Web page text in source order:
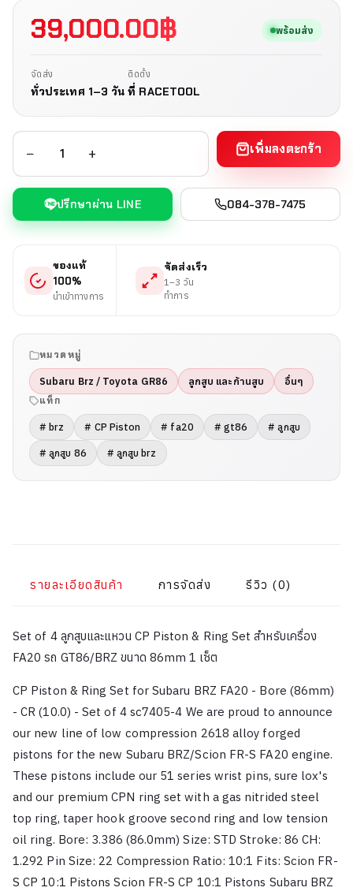
39,000.00฿ พร้อมส่ง
จัดส่ง
ทั่วประเทศ 1–3 วัน
ติดตั้ง
ที่ RACETOOL
− + เพิ่มลงตะกร้า
ปรึกษาผ่าน LINE 084-378-7475
ของแท้
100%
นำเข้าทางการ
จัดส่งเร็ว
1–3 วัน
ทำการ
หมวดหมู่
Subaru Brz / Toyota GR86 ลูกสูบ และก้านสูบ อื่นๆ
แท็ก
# brz # CP Piston # fa20 # gt86 # ลูกสูบ
# ลูกสูบ 86 # ลูกสูบ brz
รายละเอียดสินค้า การจัดส่ง รีวิว (0)
Set of 4 ลูกสูบและแหวน CP Piston & Ring Set สำหรับเครื่อง
FA20 รถ GT86/BRZ ขนาด 86mm 1 เซ็ต
CP Piston & Ring Set for Subaru BRZ FA20 - Bore (86mm)
- CR (10.0) - Set of 4 sc7405-4 We are proud to announce
our new line of low compression 2618 alloy forged
pistons for the new Subaru BRZ/Scion FR-S FA20 engine.
These pistons include our 51 series wrist pins, sure lox's
and our premium CPN ring set with a gas nitrided steel
top ring, taper hook groove second ring and low tension
oil ring. Bore: 3.386 (86.0mm) Size: STD Stroke: 86 CH:
1.292 Pin Size: 22 Compression Ratio: 10:1 Fits: Scion FR-
S CP 10:1 Pistons Scion FR-S CP 10:1 Pistons Subaru BRZ